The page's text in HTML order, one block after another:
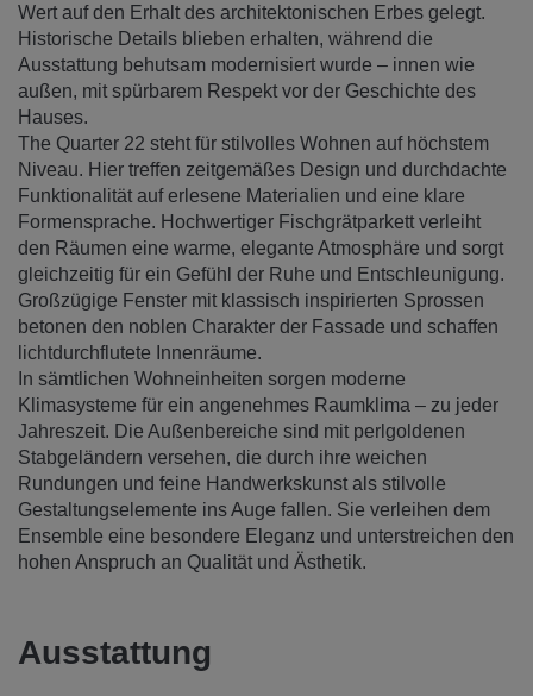
Wert auf den Erhalt des architektonischen Erbes gelegt.
Historische Details blieben erhalten, während die
Ausstattung behutsam modernisiert wurde – innen wie
außen, mit spürbarem Respekt vor der Geschichte des
Hauses.
The Quarter 22 steht für stilvolles Wohnen auf höchstem
Niveau. Hier treffen zeitgemäßes Design und durchdachte
Funktionalität auf erlesene Materialien und eine klare
Formensprache. Hochwertiger Fischgrätparkett verleiht
den Räumen eine warme, elegante Atmosphäre und sorgt
gleichzeitig für ein Gefühl der Ruhe und Entschleunigung.
Großzügige Fenster mit klassisch inspirierten Sprossen
betonen den noblen Charakter der Fassade und schaffen
lichtdurchflutete Innenräume.
In sämtlichen Wohneinheiten sorgen moderne
Klimasysteme für ein angenehmes Raumklima – zu jeder
Jahreszeit. Die Außenbereiche sind mit perlgoldenen
Stabgeländern versehen, die durch ihre weichen
Rundungen und feine Handwerkskunst als stilvolle
Gestaltungselemente ins Auge fallen. Sie verleihen dem
Ensemble eine besondere Eleganz und unterstreichen den
hohen Anspruch an Qualität und Ästhetik.
Ausstattung